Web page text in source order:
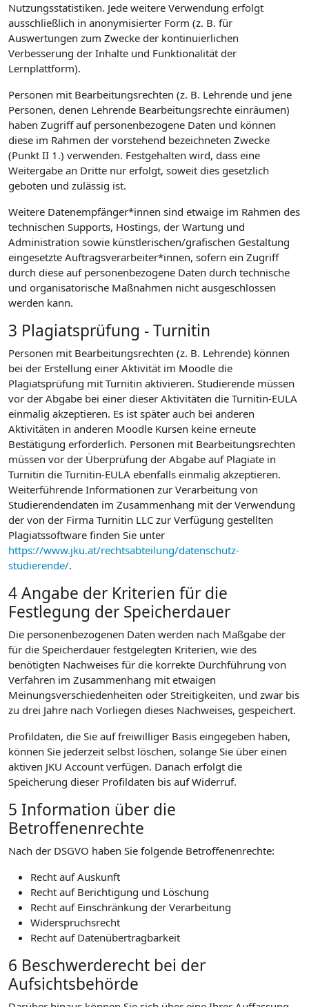
Nutzungsstatistiken. Jede weitere Verwendung erfolgt
ausschließlich in anonymisierter Form (z. B. für
Auswertungen zum Zwecke der kontinuierlichen
Verbesserung der Inhalte und Funktionalität der
Lernplattform).
Personen mit Bearbeitungsrechten (z. B. Lehrende und jene
Personen, denen Lehrende Bearbeitungsrechte einräumen)
haben Zugriff auf personenbezogene Daten und können
diese im Rahmen der vorstehend bezeichneten Zwecke
(Punkt II 1.) verwenden. Festgehalten wird, dass eine
Weitergabe an Dritte nur erfolgt, soweit dies gesetzlich
geboten und zulässig ist.
Weitere Datenempfänger*innen sind etwaige im Rahmen des
technischen Supports, Hostings, der Wartung und
Administration sowie künstlerischen/grafischen Gestaltung
eingesetzte Auftragsverarbeiter*innen, sofern ein Zugriff
durch diese auf personenbezogene Daten durch technische
und organisatorische Maßnahmen nicht ausgeschlossen
werden kann.
3 Plagiatsprüfung - Turnitin
Personen mit Bearbeitungsrechten (z. B. Lehrende) können
bei der Erstellung einer Aktivität im Moodle die
Plagiatsprüfung mit Turnitin aktivieren. Studierende müssen
vor der Abgabe bei einer dieser Aktivitäten die Turnitin-EULA
einmalig akzeptieren. Es ist später auch bei anderen
Aktivitäten in anderen Moodle Kursen keine erneute
Bestätigung erforderlich. Personen mit Bearbeitungsrechten
müssen vor der Überprüfung der Abgabe auf Plagiate in
Turnitin die Turnitin-EULA ebenfalls einmalig akzeptieren.
Weiterführende Informationen zur Verarbeitung von
Studierendendaten im Zusammenhang mit der Verwendung
der von der Firma Turnitin LLC zur Verfügung gestellten
Plagiatssoftware finden Sie unter
https://www.jku.at/rechtsabteilung/datenschutz-
studierende/.
4 Angabe der Kriterien für die
Festlegung der Speicherdauer
Die personenbezogenen Daten werden nach Maßgabe der
für die Speicherdauer festgelegten Kriterien, wie des
benötigten Nachweises für die korrekte Durchführung von
Verfahren im Zusammenhang mit etwaigen
Meinungsverschiedenheiten oder Streitigkeiten, und zwar bis
zu drei Jahre nach Vorliegen dieses Nachweises, gespeichert.
Profildaten, die Sie auf freiwilliger Basis eingegeben haben,
können Sie jederzeit selbst löschen, solange Sie über einen
aktiven JKU Account verfügen. Danach erfolgt die
Speicherung dieser Profildaten bis auf Widerruf.
5 Information über die
Betroffenenrechte
Nach der DSGVO haben Sie folgende Betroffenenrechte:
Recht auf Auskunft
Recht auf Berichtigung und Löschung
Recht auf Einschränkung der Verarbeitung
Widerspruchsrecht
Recht auf Datenübertragbarkeit
6 Beschwerderecht bei der
Aufsichtsbehörde